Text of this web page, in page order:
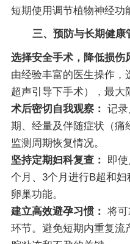
短期使用调节植物神经功
三、预防与长期健康
选择安全手术，降低损伤
由经验丰富的医生操作，
超声引导下手术），最大
术后密切自我观察： 记
期、经量及伴随症状（痛
监测周期恢复情况。
坚持定期妇科复查：
即
个月、3个月进行B超和
卵巢功能。
建立高效避孕习惯： 将
环节。避免短期内重复流